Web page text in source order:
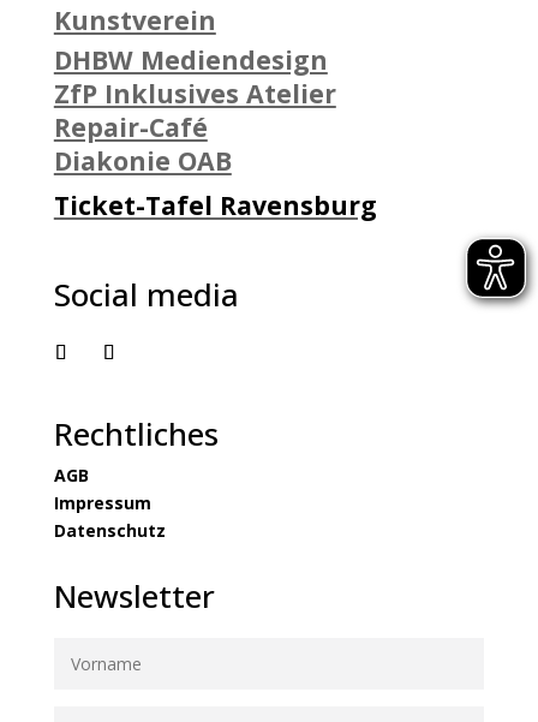
Kunstverein
DHBW Mediendesign
ZfP Inklusives Atelier
Repair-Café
Diakonie OAB
Ticket-Tafel Ravensburg
Social media
Rechtliches
AGB
Impressum
Datenschutz
Newsletter